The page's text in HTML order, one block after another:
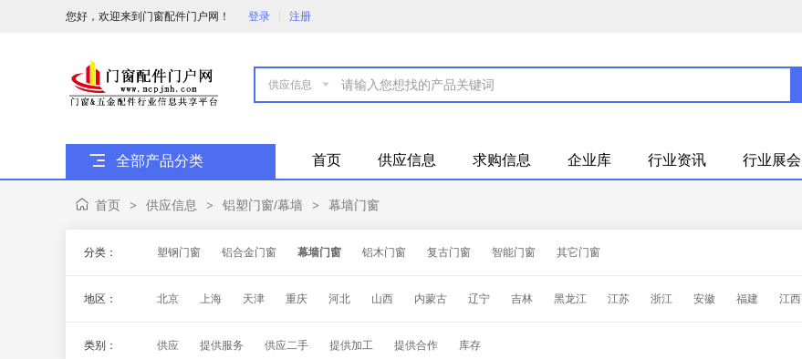
您好，欢迎来到门窗配件门户网！ 登录 注册

全部产品分类 首页 供应信息 求购信息 企业库 行业资讯 行业展会
首页 > 供应信息 > 铝塑门窗/幕墙 > 幕墙门窗
分类： 塑钢门窗 铝合金门窗 幕墙门窗 铝木门窗 复古门窗 智能门窗 其它门窗
地区： 北京 上海 天津 重庆 河北 山西 内蒙古 辽宁 吉林 黑龙江 江苏 浙江 安徽 福建 江西
类别： 供应 提供服务 供应二手 提供加工 提供合作 库存